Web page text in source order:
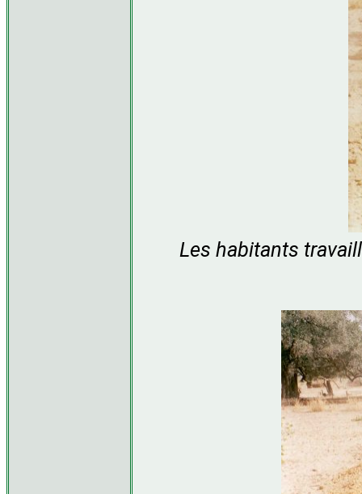
Les habitants